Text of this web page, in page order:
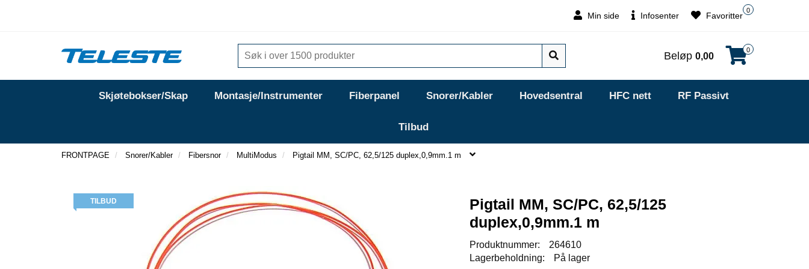
Min side Infosenter
0
Favoritter
Beløp 0,00
0
Skjøtebokser/Skap Montasje/Instrumenter Fiberpanel Snorer/Kabler Hovedsentral HFC nett RF Passivt
Tilbud
FRONTPAGE Snorer/Kabler Fibersnor MultiModus Pigtail MM, SC/PC, 62,5/125 duplex,0,9mm.1 m
TILBUD
Pigtail MM, SC/PC, 62,5/125
duplex,0,9mm.1 m
Produktnummer:
264610
Lagerbeholdning:
På lager